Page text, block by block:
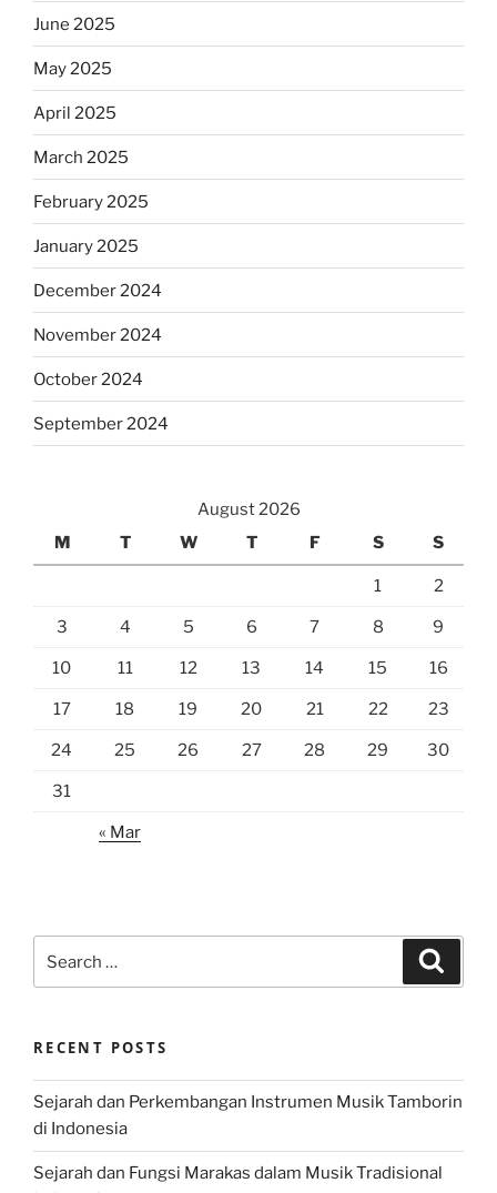
June 2025
May 2025
April 2025
March 2025
February 2025
January 2025
December 2024
November 2024
October 2024
September 2024
August 2026
M
T W T F S S
1 2
3 4 5 6 7 8 9
10 11 12 13 14 15 16
17 18 19 20 21 22 23
24 25 26 27 28 29 30
31
« Mar
for:
RECENT POSTS
Sejarah dan Perkembangan Instrumen Musik Tamborin
di Indonesia
Sejarah dan Fungsi Marakas dalam Musik Tradisional